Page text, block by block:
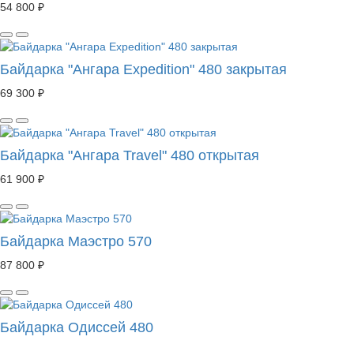
54 800 ₽
Байдарка "Ангара Expedition" 480 закрытая
69 300 ₽
Байдарка "Ангара Travel" 480 открытая
61 900 ₽
Байдарка Маэстро 570
87 800 ₽
Байдарка Одиссей 480